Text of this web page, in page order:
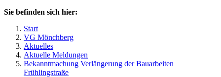
Sie befinden sich hier:
Start
VG Mönchberg
Aktuelles
Aktuelle Meldungen
Bekanntmachung Verlängerung der Bauarbeiten
Frühlingstraße